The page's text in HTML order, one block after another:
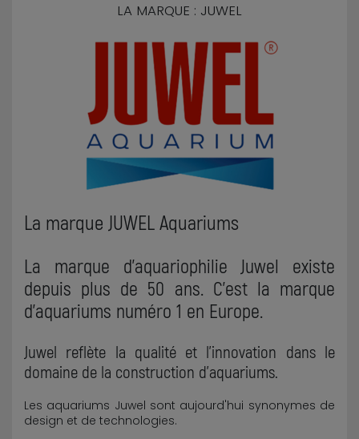
LA MARQUE : JUWEL
La marque JUWEL Aquariums
La marque d'aquariophilie Juwel existe
depuis plus de 50 ans. C'est la marque
d'aquariums numéro 1 en Europe.
Juwel reflète la qualité et l'innovation dans le
domaine de la construction d'aquariums.
Les aquariums Juwel sont aujourd'hui synonymes de
design et de technologies.